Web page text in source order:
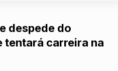
despede do
tentará carreira na